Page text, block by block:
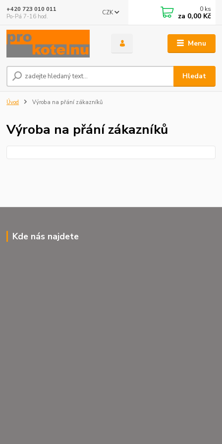
Menu
CZK
Hledat
+420 723 010 011
Po-Pá 7-16 hod.
0 ks
za 0,00 Kč
Úvod Výroba na přání zákazníků
Výroba na přání zákazníků
Kde nás najdete